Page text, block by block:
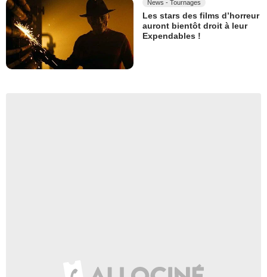
News - Tournages
Les stars des films d’horreur
auront bientôt droit à leur
Expendables !